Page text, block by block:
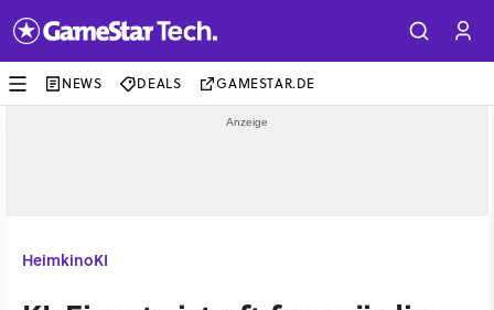
NEWS DEALS GAMESTAR.DE
HeimkinoKI